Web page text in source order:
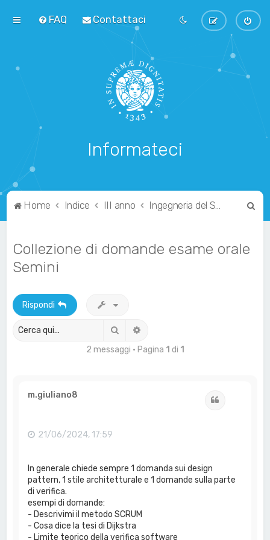
FAQ Contattaci
Informateci
Home Indice III anno Ingegneria del Software
Collezione di domande esame orale
Semini
Rispondi
Cerca
2 messaggi • Pagina 1 di 1
m.giuliano8
21/06/2024, 17:59
In generale chiede sempre 1 domanda sui design
pattern, 1 stile architetturale e 1 domande sulla parte
di verifica.
esempi di domande:
- Descrivimi il metodo SCRUM
- Cosa dice la tesi di Dijkstra
- Limite teorico della verifica software